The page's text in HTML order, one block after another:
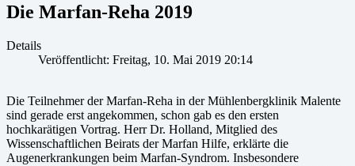
Die Marfan-Reha 2019
Details
Veröffentlicht: Freitag, 10. Mai 2019 20:14
Die Teilnehmer der Marfan-Reha in der Mühlenbergklinik Malente
sind gerade erst angekommen, schon gab es den ersten
hochkarätigen Vortrag. Herr Dr. Holland, Mitglied des
Wissenschaftlichen Beirats der Marfan Hilfe, erklärte die
Augenerkrankungen beim Marfan-Syndrom. Insbesondere